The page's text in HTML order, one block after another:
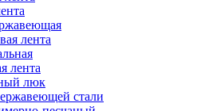
лента
лента
люк
стали